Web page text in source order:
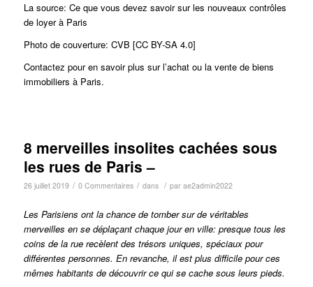
La source: Ce que vous devez savoir sur les nouveaux contrôles
de loyer à Paris
Photo de couverture: CVB [CC BY-SA 4.0]
Contactez pour en savoir plus sur l’achat ou la vente de biens
immobiliers à Paris.
8 merveilles insolites cachées sous
les rues de Paris –
26 juillet 2019 / 0 Commentaires / dans / par ae2admin2022
Les Parisiens ont la chance de tomber sur de véritables
merveilles en se déplaçant chaque jour en ville: presque tous les
coins de la rue recèlent des trésors uniques, spéciaux pour
différentes personnes. En revanche, il est plus difficile pour ces
mêmes habitants de découvrir ce qui se cache sous leurs pieds.